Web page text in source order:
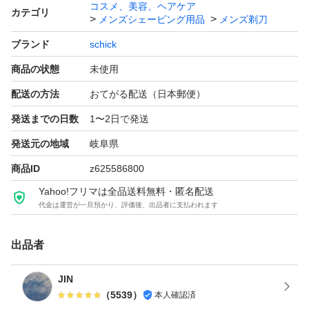
力を加えてくれる独自機能。肌に密着しながら適度な刃圧
を維持し剃り心地の快さを最大化。密着剃りで、よりよい
剃り味を実現。
簡易包装の上発送いたします。
画像の台紙は商品に含みません。
ホルダーは別売りです。
ご理解ご了承の上ご購入お願いいたします。
〈原産国〉替刃： アメリカ製
シェービング剤：中国製
#シックハイドロ
カテゴリ
コスメ、美容、ヘアケア
メンズシェービング用品
メンズ剃刀
ブランド schick
商品の状態 未使用
配送の方法 おてがる配送（日本郵便）
発送までの日数 1〜2日で発送
発送元の地域 岐阜県
商品ID z625586800
Yahoo!フリマは全品送料無料・匿名配送
代金は運営が一旦預かり、評価後、出品者に支払われます
出品者
JIN
（5539） 本人確認済